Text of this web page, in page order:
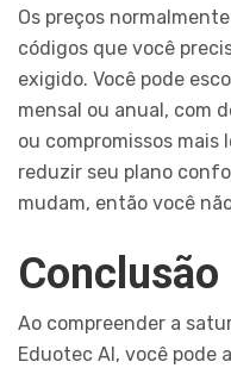
Os preços
códigos que você
exigido. Você pode
mensal ou anual, com
ou compromissos mais
reduzir seu plano
mudam, então você
Conclusão
Ao compreender a
Eduotec AI, você pode